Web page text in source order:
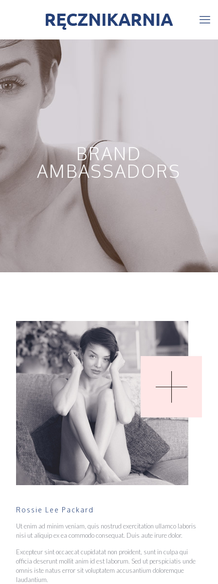
BRAND
AMBASSADORS
Rossie Lee Packard
Ut enim ad minim veniam, quis nostrud exercitation ullamco laboris
nisi ut aliquip ex ea commodo consequat. Duis aute irure dolor.
Excepteur sint occaecat cupidatat non proident, sunt in culpa qui
officia deserunt mollit anim id est laborum. Sed ut perspiciatis unde
omnis iste natus error sit voluptatem accusantium doloremque
laudantium.